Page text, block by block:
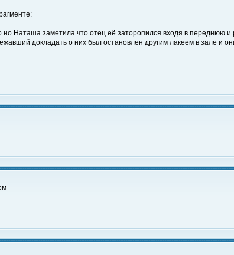
но Наташа заметила что отец её заторопился входя в переднюю
докладать о них был остановлен другим лакеем в зале и